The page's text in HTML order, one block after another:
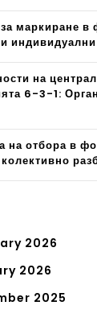
маркиране
на
6-3-1:
на отбора в
2026
2026
2025